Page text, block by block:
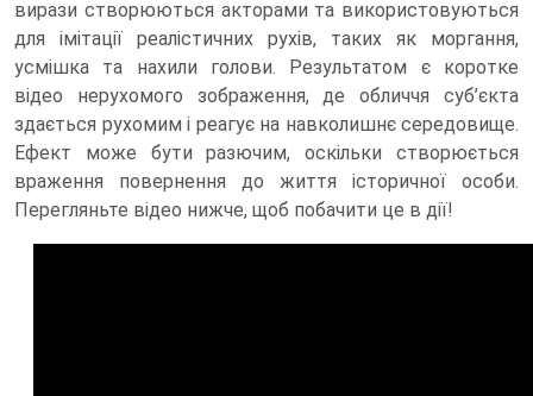
вирази створюються акторами та використовуються
для імітації реалістичних рухів, таких як моргання,
усмішка та нахили голови. Результатом є коротке
відео нерухомого зображення, де обличчя суб’єкта
здається рухомим і реагує на навколишнє середовище.
Ефект може бути разючим, оскільки створюється
враження повернення до життя історичної особи.
Перегляньте відео нижче, щоб побачити це в дії!